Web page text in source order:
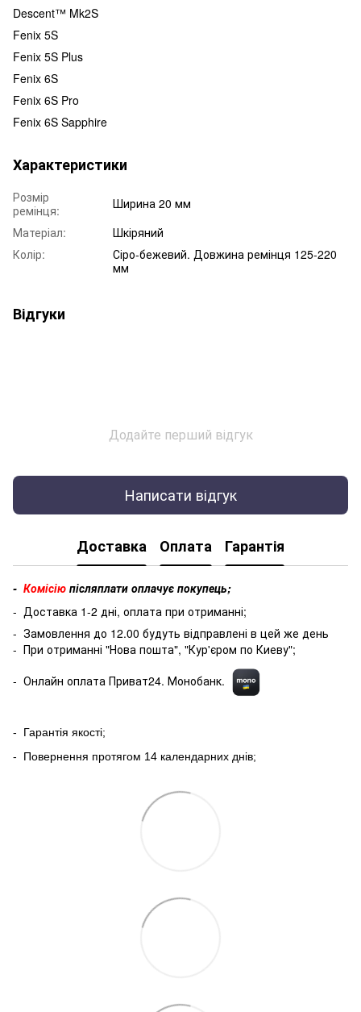
Descent™ Mk2S
Fenix 5S
Fenix 5S Plus
Fenix 6S
Fenix 6S Pro
Fenix 6S Sapphire
Характеристики
Розмір
ремінця:
Ширина 20 мм
Матеріал:
Шкіряний
Колір:
Сіро-бежевий. Довжина ремінця 125-220
мм
Відгуки
Додайте перший відгук
Написати відгук
Доставка Оплата Гарантія
- Комісію післяплати оплачує покупець;
- Доставка 1-2 дні, оплата при отриманні;
- Замовлення до 12.00 будуть відправлені в цей же день
- При отриманні "Нова пошта", "Кур'єром по Киеву";
- Онлайн оплата Приват24. Монобанк.
- Гарантія якості;
- Повернення протягом 14 календарних днів;